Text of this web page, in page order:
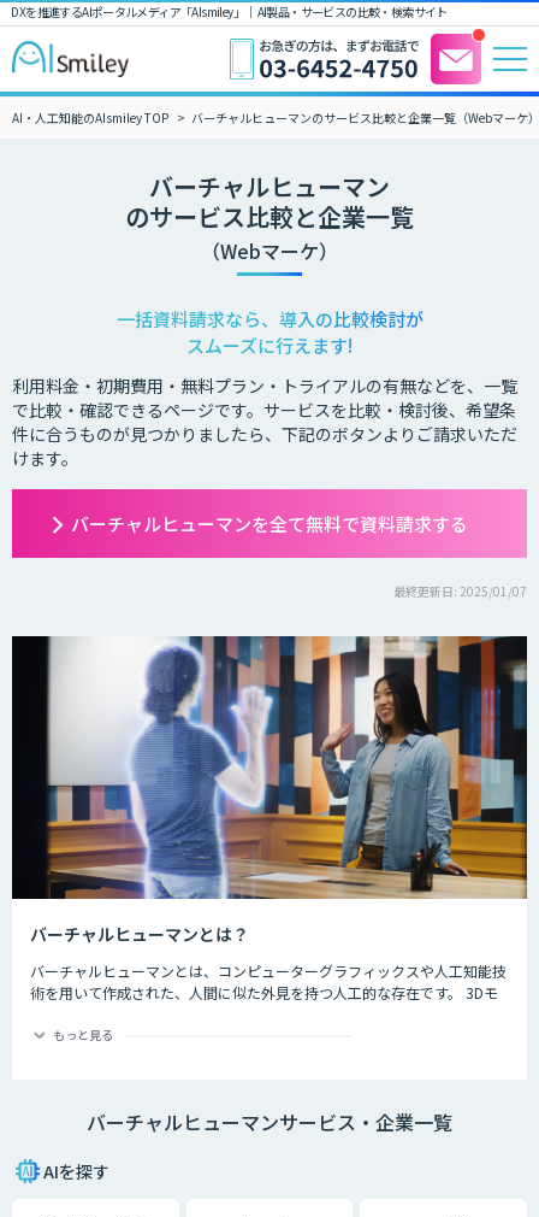
DXを推進するAIポータルメディア「AIsmiley」｜ AI製品・サービスの比較・検索サイト
AI・人工知能のAIsmiley TOP バーチャルヒューマンのサービス比較と企業一覧（Webマーケ）
バーチャルヒューマン
のサービス比較と企業一覧
（Webマーケ）
一括資料請求なら、導入の比較検討が
スムーズに行えます!
利用料金・初期費用・無料プラン・トライアルの有無などを、一覧
で比較・確認できるページです。サービスを比較・検討後、希望条
件に合うものが見つかりましたら、下記のボタンよりご請求いただ
けます。
バーチャルヒューマンを全て無料で資料請求する
最終更新日: 2025/01/07
バーチャルヒューマンとは？
バーチャルヒューマンとは、コンピューターグラフィックスや人工知能技
術を用いて作成された、人間に似た外見を持つ人工的な存在です。 3Dモ
表情や動作を自然に再現することができます。 バーチャルヒューマンは、
もっと見る
バーチャルヒューマンサービス・企業一覧
AIを探す